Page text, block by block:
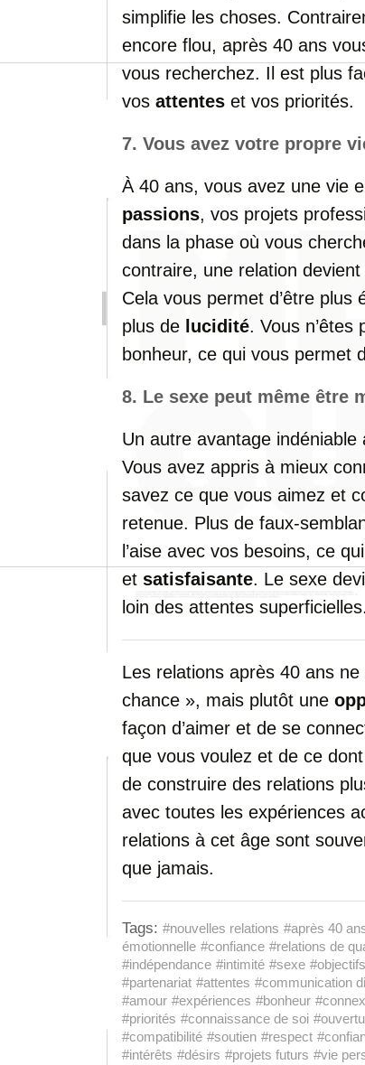
simplifie les choses.
encore flou, après 40 ans
vous recherchez. Il est plus
vos attentes et vos priorités.
7. Vous avez votre propre
À 40 ans, vous avez une vie
passions, vos projets
dans la phase où vous
contraire, une relation devient
Cela vous permet d’être plus
plus de lucidité. Vous n’êtes
bonheur, ce qui vous permet
8. Le sexe peut même être
Un autre avantage indéniable
Vous avez appris à mieux
savez ce que vous aimez et
retenue. Plus de faux-
l’aise avec vos besoins, ce qui
et satisfaisante. Le sexe
loin des attentes superficielles.
Les relations après 40 ans ne
chance », mais plutôt une
façon d’aimer et de se
que vous voulez et de ce dont
de construire des relations
avec toutes les expériences
relations à cet âge sont
que jamais.
Tags: #nouvelles relations #après 40
émotionnelle #confiance #relations de
#indépendance #intimité #sexe
#partenariat #attentes #communication
#amour #expériences #bonheur
#priorités #connaissance de soi
#compatibilité #soutien #respect
#intérêts #désirs #projets futurs #vie